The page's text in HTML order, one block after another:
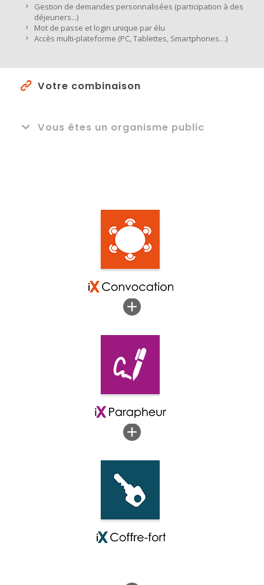
Gestion de demandes personnalisées (participation à des
déjeuners...)
Mot de passe et login unique par élu
Accès multi-plateforme (PC, Tablettes, Smartphones…)
Votre combinaison
Vous êtes un organisme public